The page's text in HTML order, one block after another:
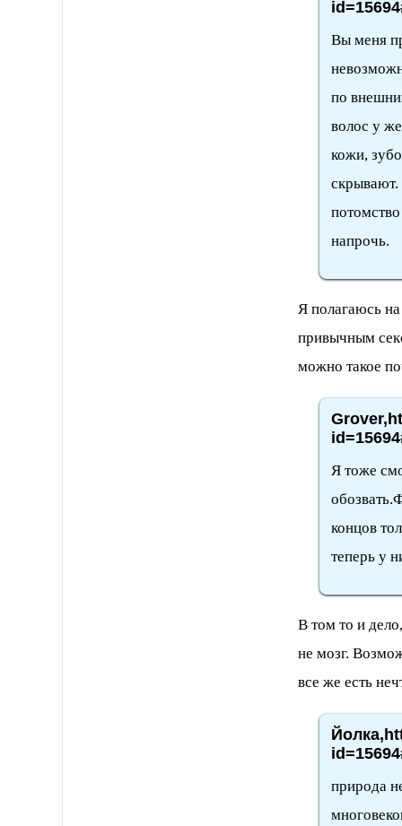
Вы меня
по
волос у
кожи,
скрывают.
напрочь.
Я полагаюсь
привычным
можно такое
Я тоже
концов
теперь у
В том то и
не мозг.
все же есть
природа